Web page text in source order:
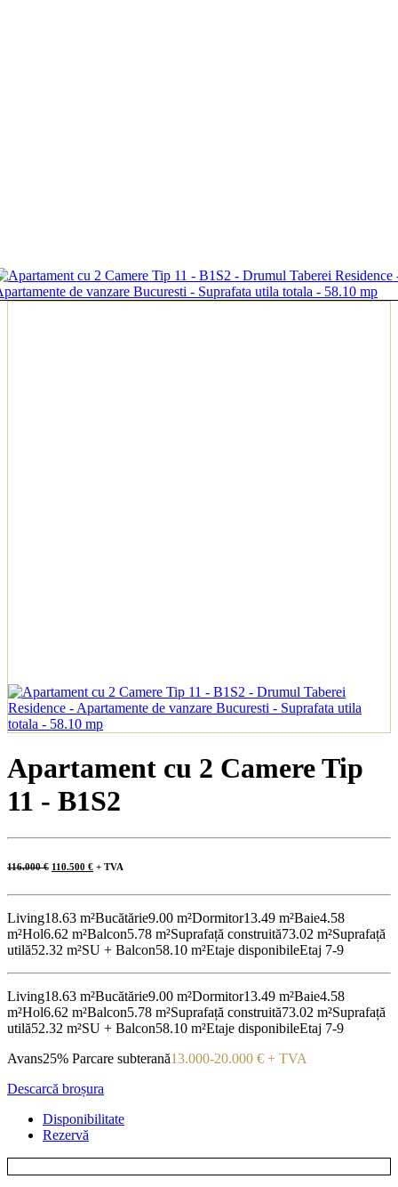
Apartament cu 2 Camere Tip
11 - B1S2
116.000€ Prețul
fost:
110.500 €Prețul
110.500 €.
+ TVA
Living18.63 m²Bucătărie9.00 m²Dormitor13.49 m²Baie4.58
m²Hol6.62 m²Balcon5.78 m²Suprafață construită73.02 m²Suprafață
utilă52.32 m²SU + Balcon58.10 m²Etaje disponibileEtaj 7-9
Living18.63 m²Bucătărie9.00 m²Dormitor13.49 m²Baie4.58
m²Hol6.62 m²Balcon5.78 m²Suprafață construită73.02 m²Suprafață
utilă52.32 m²SU + Balcon58.10 m²Etaje disponibileEtaj 7-9
Avans25% Parcare subterană13.000-20.000 € + TVA
Descarcă broșura
Disponibilitate
Rezervă